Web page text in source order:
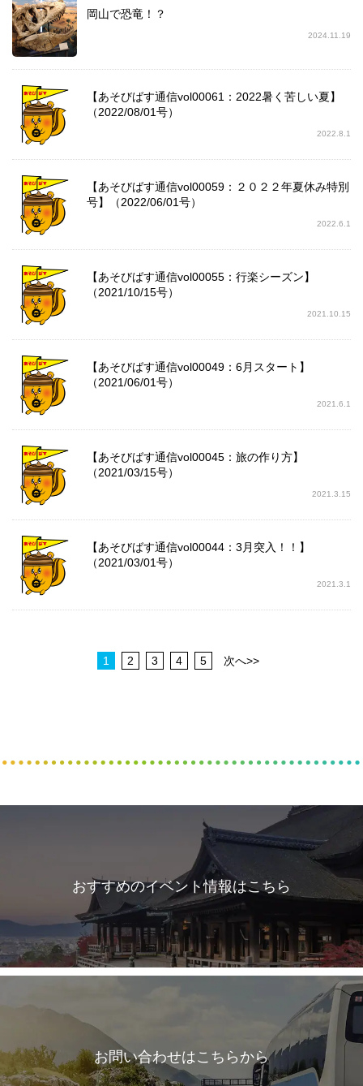
岡山で恐竜！？
2024.11.19
【あそびばす通信vol00061：2022暑く苦しい夏】
（2022/08/01号）
2022.8.1
【あそびばす通信vol00059：２０２２年夏休み特別
号】（2022/06/01号）
2022.6.1
【あそびばす通信vol00055：行楽シーズン】
（2021/10/15号）
2021.10.15
【あそびばす通信vol00049：6月スタート】
（2021/06/01号）
2021.6.1
【あそびばす通信vol00045：旅の作り方】
（2021/03/15号）
2021.3.15
【あそびばす通信vol00044：3月突入！！】
（2021/03/01号）
2021.3.1
1 2 3 4 5 次へ>>
おすすめのイベント情報はこちら
お問い合わせはこちらから